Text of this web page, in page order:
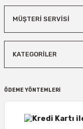
MÜŞTERİ SERVİSİ
KATEGORİLER
ÖDEME YÖNTEMLERİ